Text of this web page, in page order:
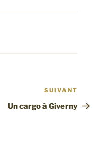
suivant
SUIVANT
Un cargo à Giverny